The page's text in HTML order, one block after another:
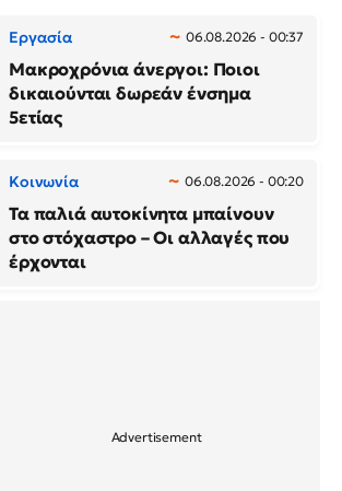
Εργασία 06.08.2026 - 00:37
Μακροχρόνια άνεργοι: Ποιοι
δικαιούνται δωρεάν ένσημα
5ετίας
Κοινωνία 06.08.2026 - 00:20
Τα παλιά αυτοκίνητα μπαίνουν
στο στόχαστρο – Οι αλλαγές που
έρχονται